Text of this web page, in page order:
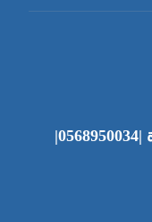
شركة تنظيف كنب في الفجيرة |0568950034|